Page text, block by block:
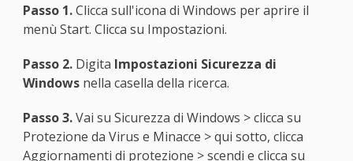
Passo 1.Clicca sull'icona di Windows per aprire il
menù Start. Clicca su Impostazioni.
Passo 2.Digita Impostazioni Sicurezza di
Windowsnella casella della ricerca.
Passo 3.Vai su Sicurezza di Windows > clicca su
Protezione da Virus e Minacce > qui sotto, clicca
Aggiornamenti di protezione > scendi e clicca su